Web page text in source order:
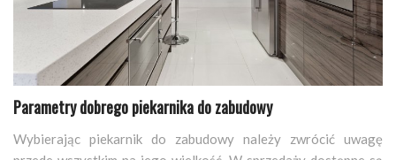
Parametry dobrego piekarnika do zabudowy
Wybierając piekarnik do zabudowy należy zwrócić uwagę